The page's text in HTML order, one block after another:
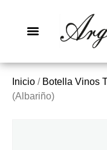
Inicio / Botella Vinos
(Albariño)